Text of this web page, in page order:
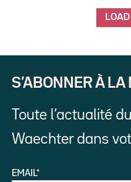
S’ABONNER À
Toute l’actualité
Waechter dans
EMAIL*